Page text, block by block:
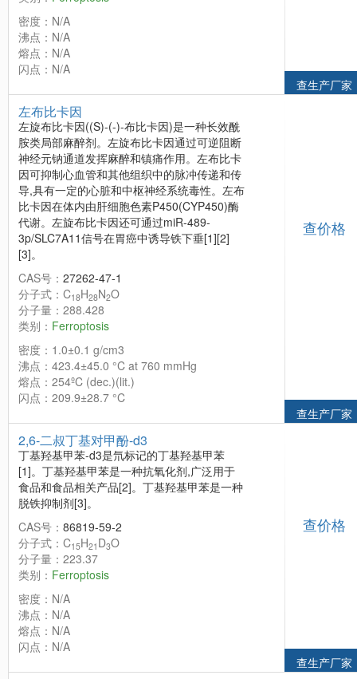
密度：N/A
沸点：N/A
熔点：N/A
闪点：N/A
查生产厂家
左布比卡因
左旋布比卡因((S)-(-)-布比卡因)是一种长效酰
胺类局部麻醉剂。左旋布比卡因通过可逆阻断
神经元钠通道发挥麻醉和镇痛作用。左布比卡
因可抑制心血管和其他组织中的脉冲传递和传
导,具有一定的心脏和中枢神经系统毒性。左布
比卡因在体内由肝细胞色素P450(CYP450)酶
代谢。左旋布比卡因还可通过miR-489-
3p/SLC7A11信号在胃癌中诱导铁下垂[1][2]
[3]。
CAS号： 27262-47-1
分子式：C18H28N2O
分子量：288.428
类别： Ferroptosis
密度：1.0±0.1 g/cm3
沸点：423.4±45.0 °C at 760 mmHg
熔点：254ºC (dec.)(lit.)
闪点：209.9±28.7 °C
查价格
查生产厂家
2,6-二叔丁基对甲酚-d3
丁基羟基甲苯-d3是氘标记的丁基羟基甲苯
[1]。丁基羟基甲苯是一种抗氧化剂,广泛用于
食品和食品相关产品[2]。丁基羟基甲苯是一种
脱铁抑制剂[3]。
CAS号： 86819-59-2
分子式：C15H21 D3O
分子量：223.37
类别： Ferroptosis
密度：N/A
沸点：N/A
熔点：N/A
闪点：N/A
查价格
查生产厂家